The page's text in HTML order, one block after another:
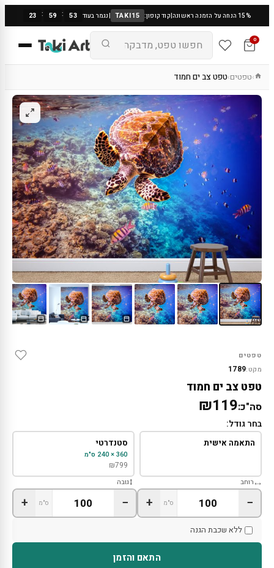
15% הנחה על הזמנה ראשונה |קוד קופון: TAKI15
|נגמר בעוד 23 : 59 : 53
0
›טפטים›טפט צב ים חמוד
טפטים
מקט:1789
טפט צב ים חמוד
סה"כ:₪119
בחר גודל:
התאמה אישית סטנדרטי
360 × 240 ס"מ
₪799
רוחב
− ס"מ +
גובה
− ס"מ +
ללא שכבת הגנה
התאם והזמן